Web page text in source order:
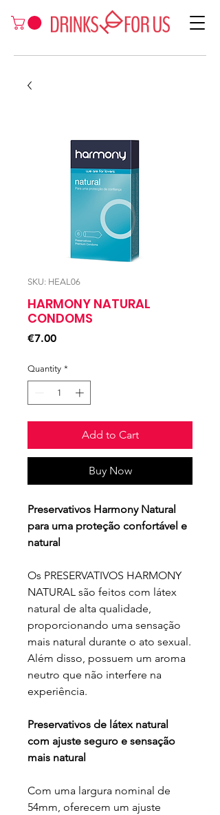
SKU: HEAL06
HARMONY NATURAL
CONDOMS
€7.00Price
Quantity *
Add to Cart
Buy Now
Preservativos Harmony Natural
para uma proteção confortável e
natural
Os PRESERVATIVOS HARMONY
NATURAL são feitos com látex
natural de alta qualidade,
proporcionando uma sensação
mais natural durante o ato sexual.
Além disso, possuem um aroma
neutro que não interfere na
experiência.
Preservativos de látex natural
com ajuste seguro e sensação
mais natural
Com uma largura nominal de
54mm, oferecem um ajuste